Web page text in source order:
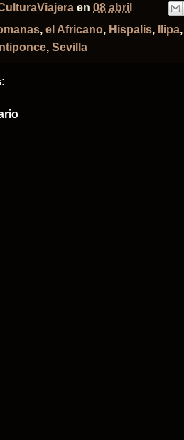
en 08 abril
, el Africano, Hispalis, Ilipa,
, Sevilla